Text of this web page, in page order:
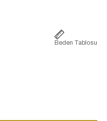
Beden Tablosu